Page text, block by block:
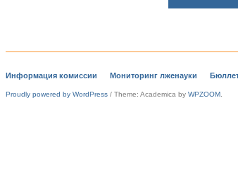
Информация комиссии Мониторинг лженауки
Proudly powered by WordPress / Theme: Academica by WPZOOM